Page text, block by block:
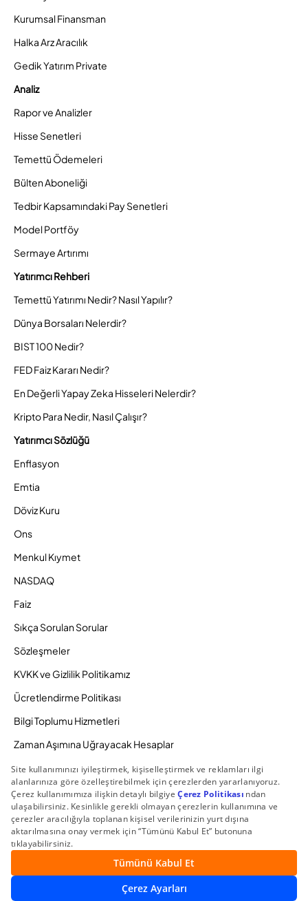
Kurumsal Finansman
Halka Arz Aracılık
Gedik Yatırım Private
Analiz
Rapor ve Analizler
Hisse Senetleri
Temettü Ödemeleri
Bülten Aboneliği
Tedbir Kapsamındaki Pay Senetleri
Model Portföy
Sermaye Artırımı
Yatırımcı Rehberi
Temettü Yatırımı Nedir? Nasıl Yapılır?
Dünya Borsaları Nelerdir?
BIST 100 Nedir?
FED Faiz Kararı Nedir?
En Değerli Yapay Zeka Hisseleri Nelerdir?
Kripto Para Nedir, Nasıl Çalışır?
Yatırımcı Sözlüğü
Enflasyon
Emtia
Döviz Kuru
Ons
Menkul Kıymet
NASDAQ
Faiz
Sıkça Sorulan Sorular
Sözleşmeler
KVKK ve Gizlilik Politikamız
Ücretlendirme Politikası
Bilgi Toplumu Hizmetleri
Zaman Aşımına Uğrayacak Hesaplar
Duyurular ve Kampanyalar
© 2026 Gedik Yatırım Menkul Değerler AŞ. Tüm Hakları